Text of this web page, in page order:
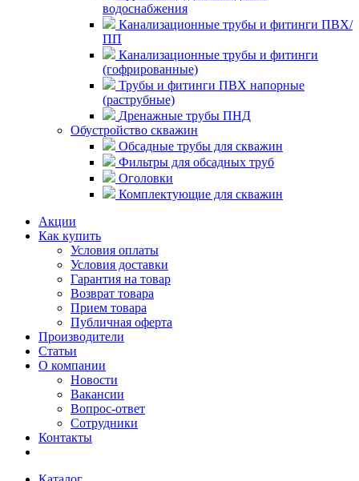
водоснабжения
Канализационные трубы и фитинги ПВХ/
ПП
Канализационные трубы и фитинги
(гофрированные)
Трубы и фитинги ПВХ напорные
(раструбные)
Дренажные трубы ПНД
Обустройство скважин
Обсадные трубы для скважин
Фильтры для обсадных труб
Оголовки
Комплектующие для скважин
Акции
Как купить
Условия оплаты
Условия доставки
Гарантия на товар
Возврат товара
Прием товара
Публичная оферта
Производители
Статьи
О компании
Новости
Вакансии
Вопрос-ответ
Сотрудники
Контакты